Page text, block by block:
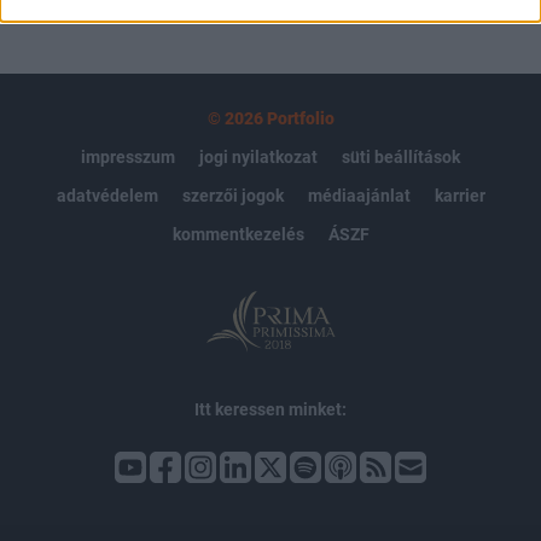
© 2026 Portfolio
impresszum
jogi nyilatkozat
süti beállítások
adatvédelem
szerzői jogok médiaajánlat
karrier
kommentkezelés
ÁSZF
Itt keressen minket: